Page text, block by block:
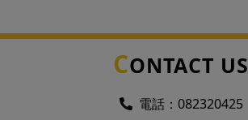
CONTACT US
電話： 082320425